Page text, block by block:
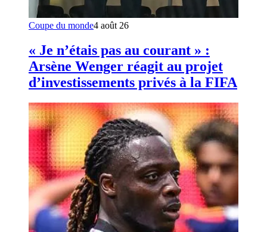
Coupe du monde4 août 26
« Je n’étais pas au courant » :
Arsène Wenger réagit au projet
d’investissements privés à la FIFA